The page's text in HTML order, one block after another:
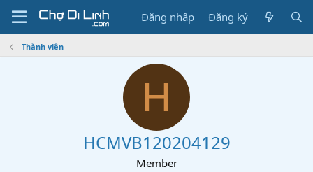
Đăng nhập Đăng ký
Thành viên
H
HCMVB120204129
Member